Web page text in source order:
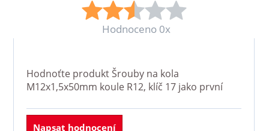
Hodnoceno 0x
Hodnoťte produktŠrouby na kola
M12x1,5x50mm koule R12, klíč 17jako první
Napsat hodnocení